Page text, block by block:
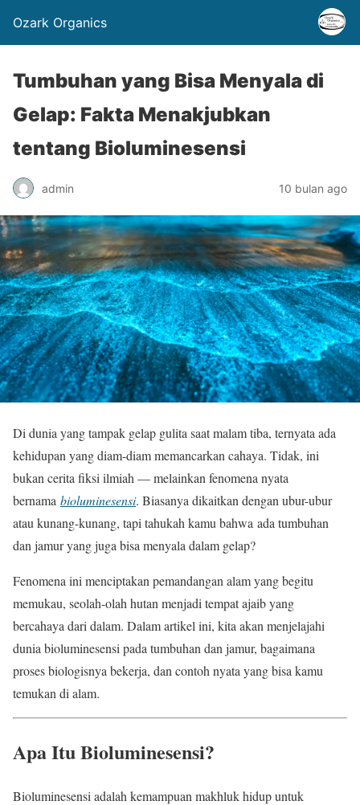
Ozark Organics
Tumbuhan yang Bisa Menyala di
Gelap: Fakta Menakjubkan
tentang Bioluminesensi
admin 10 bulan ago
Di dunia yang tampak gelap gulita saat malam tiba, ternyata ada
kehidupan yang diam-diam memancarkan cahaya. Tidak, ini
bukan cerita fiksi ilmiah — melainkan fenomena nyata
bernama bioluminesensi. Biasanya dikaitkan dengan ubur-ubur
atau kunang-kunang, tapi tahukah kamu bahwa ada tumbuhan
dan jamur yang juga bisa menyala dalam gelap?
Fenomena ini menciptakan pemandangan alam yang begitu
memukau, seolah-olah hutan menjadi tempat ajaib yang
bercahaya dari dalam. Dalam artikel ini, kita akan menjelajahi
dunia bioluminesensi pada tumbuhan dan jamur, bagaimana
proses biologisnya bekerja, dan contoh nyata yang bisa kamu
temukan di alam.
Apa Itu Bioluminesensi?
Bioluminesensi adalah kemampuan makhluk hidup untuk